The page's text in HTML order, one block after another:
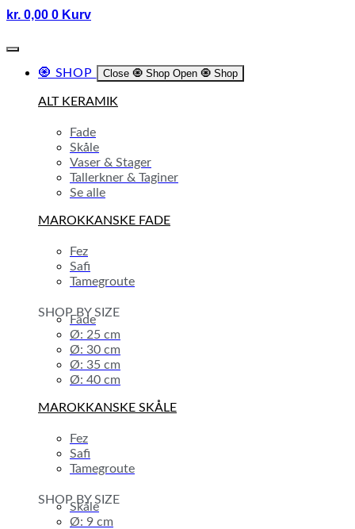
kr. 0,00 0 Kurv
🧿 SHOP Close 🧿 Shop Open 🧿 Shop
ALT KERAMIK
Fade
Skåle
Vaser & Stager
Tallerkner & Taginer
Se alle
MAROKKANSKE FADE
Fez
Safi
Tamegroute
SHOP BY SIZE
Fade
Ø: 25 cm
Ø: 30 cm
Ø: 35 cm
Ø: 40 cm
MAROKKANSKE SKÅLE
Fez
Safi
Tamegroute
SHOP BY SIZE
Skåle
Ø: 9 cm